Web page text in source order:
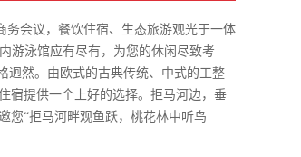
务会议，餐饮住宿、生态旅游观光于一体
游泳馆应有尽有，为您的休闲尽致考
迥然。由欧式的古典传统、中式的工整
宿提供一个上好的选择。 拒马河边，垂
您“拒马河畔观鱼跃，桃花林中听鸟